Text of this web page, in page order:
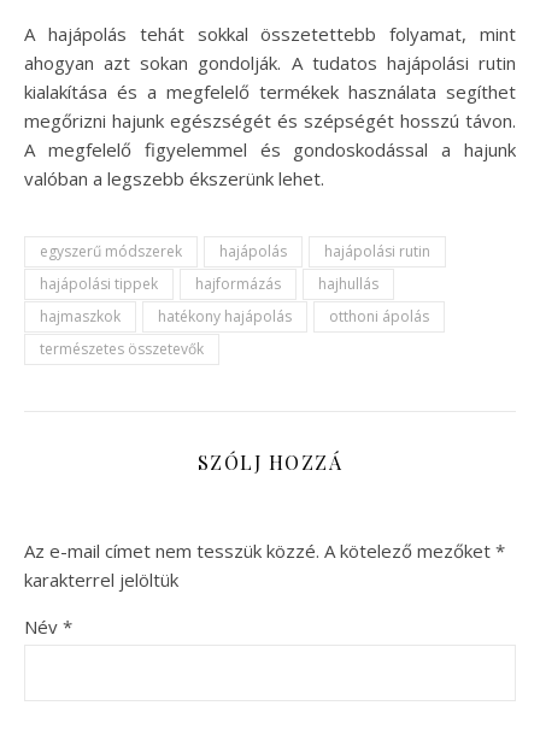
A hajápolás tehát sokkal összetettebb folyamat, mint
ahogyan azt sokan gondolják. A tudatos hajápolási rutin
kialakítása és a megfelelő termékek használata segíthet
megőrizni hajunk egészségét és szépségét hosszú távon.
A megfelelő figyelemmel és gondoskodással a hajunk
valóban a legszebb ékszerünk lehet.
egyszerű módszerek hajápolás
hajápolási rutin
hajápolási tippek
hajformázás
hajhullás
hajmaszkok
hatékony hajápolás
otthoni ápolás
természetes összetevők
SZÓLJ HOZZÁ
Az e-mail címet nem tesszük közzé. A kötelező mezőket *
karakterrel jelöltük
Név *